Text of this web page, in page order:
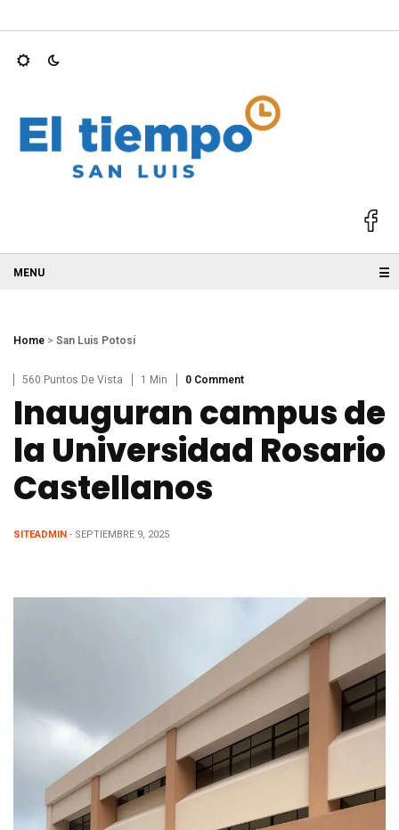
☰
Home > San Luis Potosí
560 Puntos De Vista 1 Min 0 Comment
Inauguran campus de
la Universidad Rosario
Castellanos
SITEADMIN - SEPTIEMBRE 9, 2025